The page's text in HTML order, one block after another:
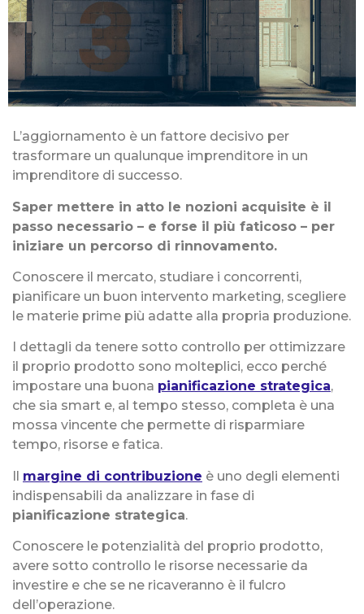
L’aggiornamento è un fattore decisivo per
trasformare un qualunque imprenditore in un
imprenditore di successo.
Saper mettere in atto le nozioni acquisite è il
passo necessario – e forse il più faticoso – per
iniziare un percorso di rinnovamento.
Conoscere il mercato, studiare i concorrenti,
pianificare un buon intervento marketing, scegliere
le materie prime più adatte alla propria produzione.
I dettagli da tenere sotto controllo per ottimizzare
il proprio prodotto sono molteplici, ecco perché
impostare una buona pianificazione strategica,
che sia smart e, al tempo stesso, completa è una
mossa vincente che permette di risparmiare
tempo, risorse e fatica.
Il margine di contribuzione è uno degli elementi
indispensabili da analizzare in fase di
pianificazione strategica.
Conoscere le potenzialità del proprio prodotto,
avere sotto controllo le risorse necessarie da
investire e che se ne ricaveranno è il fulcro
dell’operazione.